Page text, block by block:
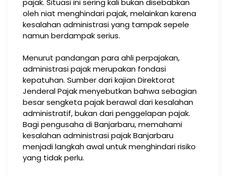
pajak. Situasi ini sering kali bukan disebabkan
oleh niat menghindari pajak, melainkan karena
kesalahan administrasi yang tampak sepele
namun berdampak serius.
Menurut pandangan para ahli perpajakan,
administrasi pajak merupakan fondasi
kepatuhan. Sumber dari kajian Direktorat
Jenderal Pajak menyebutkan bahwa sebagian
besar sengketa pajak berawal dari kesalahan
administratif, bukan dari penggelapan pajak.
Bagi pengusaha di Banjarbaru, memahami
kesalahan administrasi pajak Banjarbaru
menjadi langkah awal untuk menghindari risiko
yang tidak perlu.